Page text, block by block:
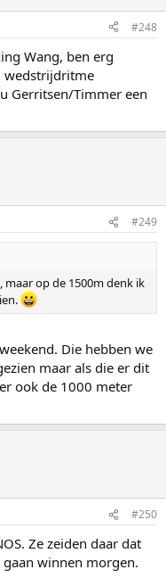
#248
Wang, ben erg
wedstrijdritme
Gerritsen/Timmer een
#249
op de 1500m denk ik
Die hebben we
maar als die er dit
ook de 1000 meter
#250
Ze zeiden daar dat
winnen morgen.